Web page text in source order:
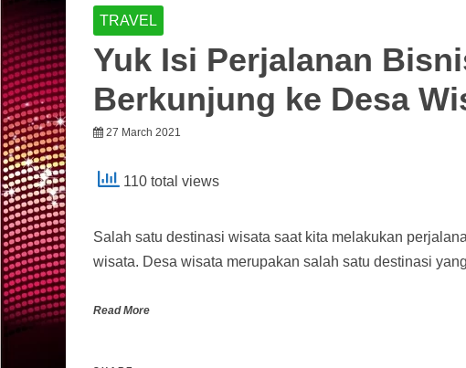
TRAVEL
Yuk Isi Perjalanan
Berkunjung ke Desa
27 March 2021
110 total views
Salah satu destinasi wisata saat kita melakukan
wisata. Desa wisata merupakan salah satu destinasi
Read More